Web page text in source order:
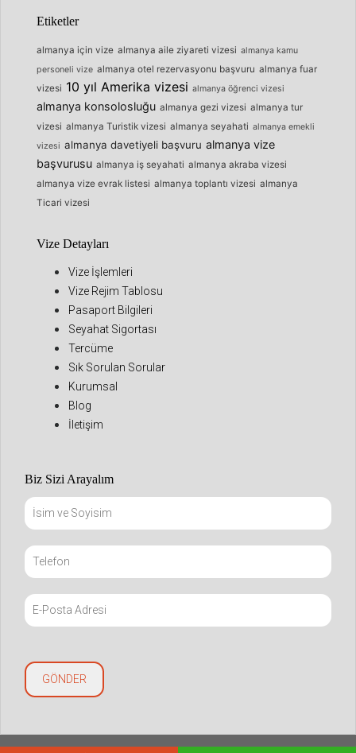
Etiketler
almanya için vize almanya aile ziyareti vizesi almanya kamu
personeli vize almanya otel rezervasyonu başvuru almanya fuar
vizesi 10 yıl Amerika vizesi almanya öğrenci vizesi
almanya konsolosluğu almanya gezi vizesi almanya tur
vizesi almanya Turistik vizesi almanya seyahati almanya emekli
vizesi almanya davetiyeli başvuru almanya vize
başvurusu almanya iş seyahati almanya akraba vizesi
almanya vize evrak listesi almanya toplantı vizesi almanya
Ticari vizesi
Vize Detayları
Vize İşlemleri
Vize Rejim Tablosu
Pasaport Bilgileri
Seyahat Sigortası
Tercüme
Sık Sorulan Sorular
Kurumsal
Blog
İletişim
Biz Sizi Arayalım